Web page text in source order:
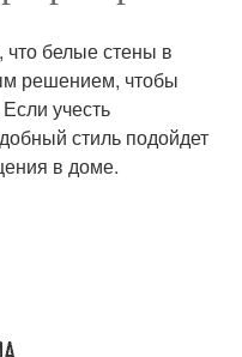
белые стены в
решением, чтобы
учесть
стиль подойдет
в доме.